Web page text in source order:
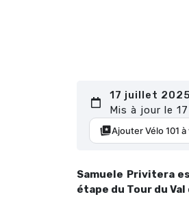
17 juillet 2025
Mis à jour le
Ajouter Vélo 101
Samuele Privitera
étape du Tour du Val